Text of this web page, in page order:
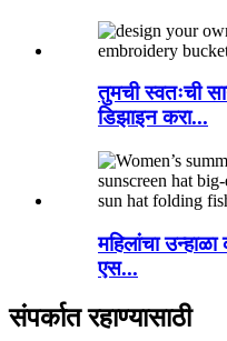
तुमची स्वतःची
डिझाइन करा...
महिलांचा उन्हाळा
एस...
संपर्कात रहाण्यासाठी